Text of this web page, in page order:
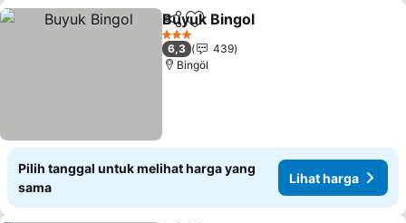
BagikanTambahkan ke favorit
Buyuk Bingol
3 Bintang
6,3
439
Bingöl
Pilih tanggal untuk melihat harga yang
sama
Lihat harga